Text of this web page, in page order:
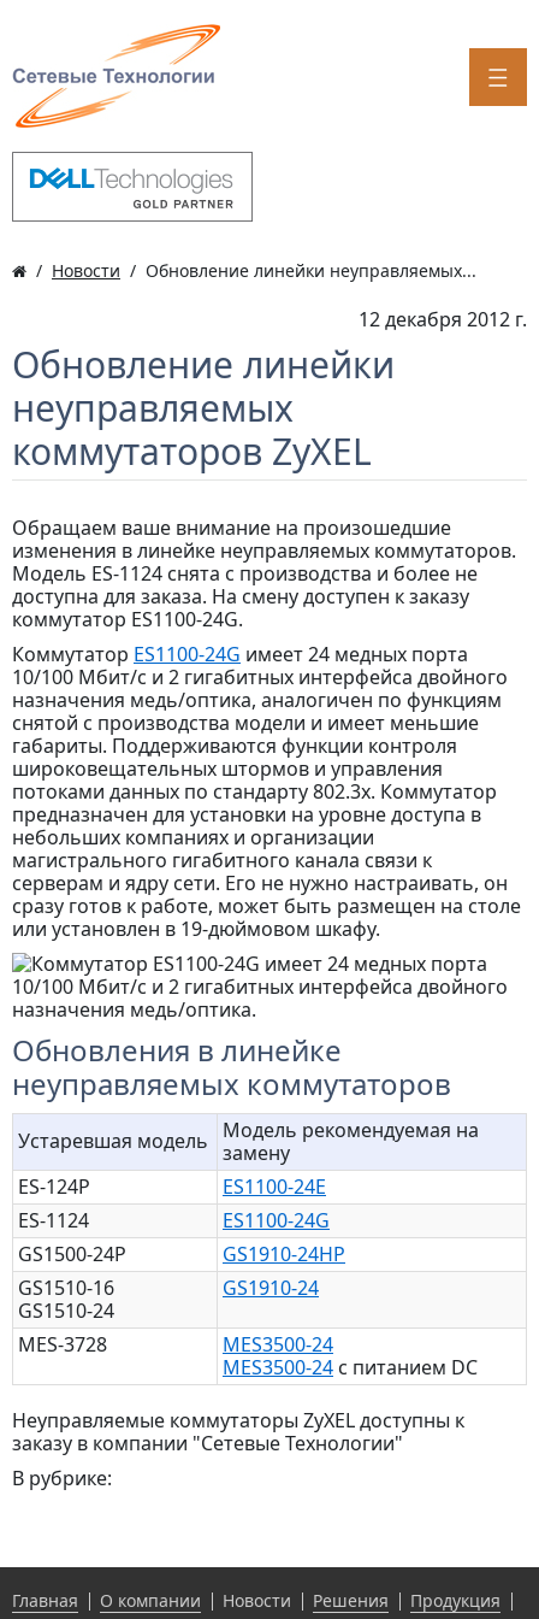
Новости Обновление линейки неуправляемых...
12 декабря 2012 г.
Обновление линейки
неуправляемых
коммутаторов ZyXEL
Обращаем ваше внимание на произошедшие
изменения в линейке неуправляемых коммутаторов.
Модель ES-1124 снята с производства и более не
доступна для заказа. На смену доступен к заказу
коммутатор ES1100-24G.
Коммутатор ES1100-24G имеет 24 медных порта
10/100 Мбит/с и 2 гигабитных интерфейса двойного
назначения медь/оптика, аналогичен по функциям
снятой с производства модели и имеет меньшие
габариты. Поддерживаются функции контроля
широковещательных штормов и управления
потоками данных по стандарту 802.3x. Коммутатор
предназначен для установки на уровне доступа в
небольших компаниях и организации
магистрального гигабитного канала связи к
серверам и ядру сети. Его не нужно настраивать, он
сразу готов к работе, может быть размещен на столе
или установлен в 19-дюймовом шкафу.
Обновления в линейке
неуправляемых коммутаторов
Устаревшая модель
Модель рекомендуемая на
замену
ES-124P
ES1100-24E
ES-1124
ES1100-24G
GS1500-24P
GS1910-24HP
GS1510-16
GS1510-24
GS1910-24
MES-3728
MES3500-24
MES3500-24 c питанием DC
Неуправляемые коммутаторы ZyXEL доступны к
заказу в компании "Сетевые Технологии"
В рубрике:
Главная О компании Новости Решения Продукция